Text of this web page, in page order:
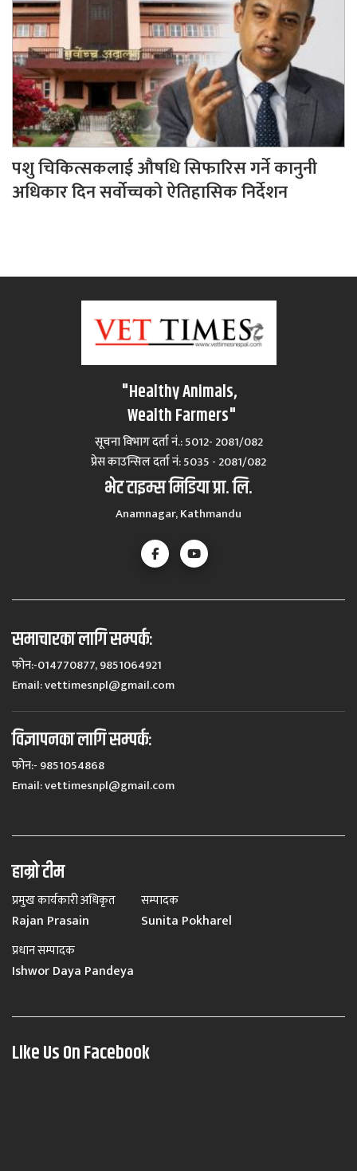
पशु चिकित्सकलाई औषधि सिफारिस गर्ने कानुनी
अधिकार दिन सर्वोच्चको ऐतिहासिक निर्देशन
"Healthy Animals,
Wealth Farmers"
सूचना विभाग दर्ता नं.: 5012- 2081/082
प्रेस काउन्सिल दर्ता नं‍: 5035 - 2081/082
भेट टाइम्स मिडिया प्रा. लि.
Anamnagar, Kathmandu
समाचारका लागि सम्पर्कः
फोन:-014770877, 9851064921
Email:vettimesnpl@gmail.com
विज्ञापनका लागि सम्पर्कः
फोन:- 9851054868
Email:vettimesnpl@gmail.com
हाम्रो टीम
प्रमुख कार्यकारी अधिकृत
Rajan Prasain
सम्पादक
Sunita Pokharel
प्रधान सम्पादक
Ishwor Daya Pandeya
Like Us On Facebook